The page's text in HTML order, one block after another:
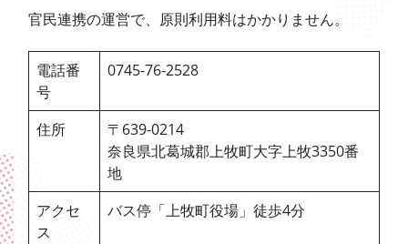
官民連携の運営で、原則利用料はかかりません。
電話番
号
0745-76-2528
住所
〒639-0214
奈良県北葛城郡上牧町大字上牧3350番
地
アクセ
ス
バス停「上牧町役場」徒歩4分